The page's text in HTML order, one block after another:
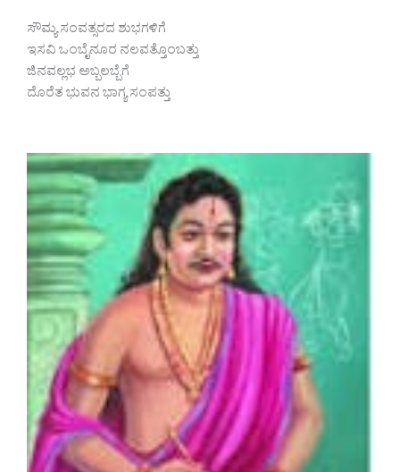
ಸೌಮ್ಯ ಸಂವತ್ಸರದ ಶುಭಗಳಿಗೆ
ಇಸವಿ ಒಂಬೈನೂರ ನಲವತ್ತೊಂಬತ್ತು
ಜಿನವಲ್ಲಭ ಅಬ್ಬಲಬ್ಬೆಗೆ
ದೊರೆತ ಭುವನ ಭಾಗ್ಯ ಸಂಪತ್ತು